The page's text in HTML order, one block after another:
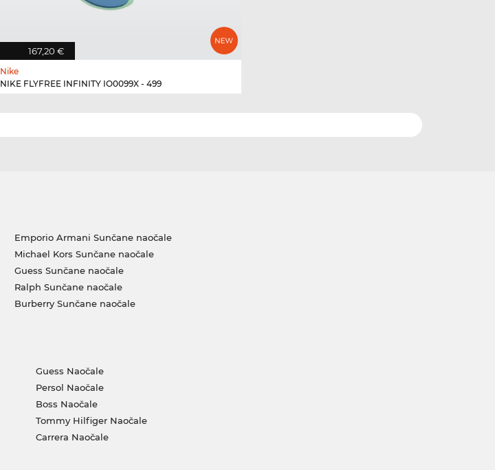
167,20 €
Nike
NIKE FLYFREE INFINITY IO0099X - 499
Emporio Armani Sunčane naočale
Michael Kors Sunčane naočale
Guess Sunčane naočale
Ralph Sunčane naočale
Burberry Sunčane naočale
Guess Naočale
Persol Naočale
Boss Naočale
Tommy Hilfiger Naočale
Carrera Naočale